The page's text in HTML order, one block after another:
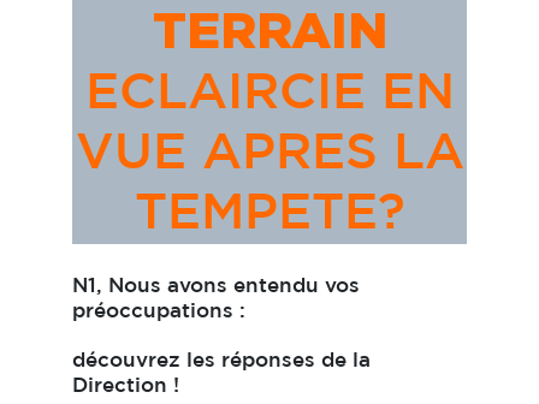
TERRAIN
ECLAIRCIE EN
VUE APRES LA
TEMPETE?
N1, Nous avons entendu vos
préoccupations :
découvrez les réponses de la
Direction !